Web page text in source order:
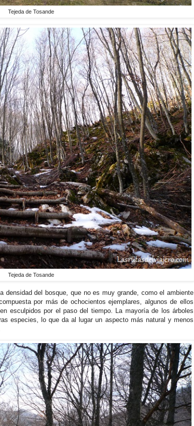
Tejeda de Tosande
Tejeda de Tosande
densidad del bosque, que no es muy grande, como el ambiente
por más de ochocientos ejemplares, algunos de ellos
esculpidos por el paso del tiempo. La mayoría de los árboles
especies, lo que da al lugar un aspecto más natural y menos